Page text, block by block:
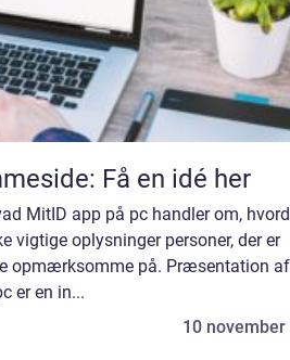
Få en idé her
MitID app på pc handler om,
vigtige oplysninger personer, der er
opmærksomme på. Præsentation af
er en in...
10 november